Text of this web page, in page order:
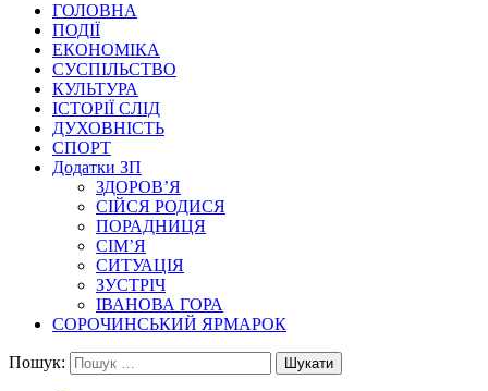
ГОЛОВНА
ПОДІЇ
ЕКОНОМІКА
СУСПІЛЬСТВО
КУЛЬТУРА
ІСТОРІЇ СЛІД
ДУХОВНІСТЬ
СПОРТ
Додатки ЗП
ЗДОРОВ’Я
СІЙСЯ РОДИСЯ
ПОРАДНИЦЯ
СІМ’Я
СИТУАЦІЯ
ЗУСТРІЧ
ІВАНОВА ГОРА
СОРОЧИНСЬКИЙ ЯРМАРОК
Пошук: